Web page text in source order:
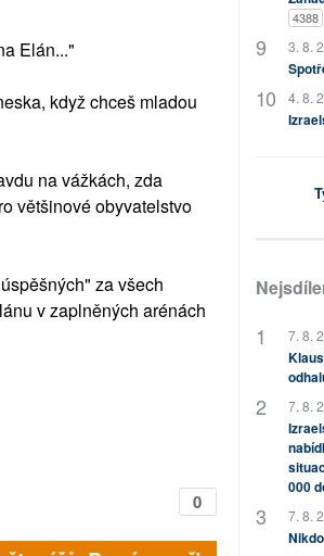
Elán..."
když chceš mladou
na vážkách, zda
většinové obyvatelstvo
za všech
v zaplněných arénách
0
4388
3. 8.
4. 8.
7. 8.
7. 8.
000
7. 8.